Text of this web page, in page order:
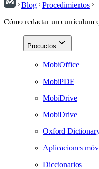
Blog
Procedimientos
Cómo redactar un currículum
Productos
MobiOffice
MobiPDF
MobiDrive
MobiDrive
Oxford
Aplicaciones
Diccionarios